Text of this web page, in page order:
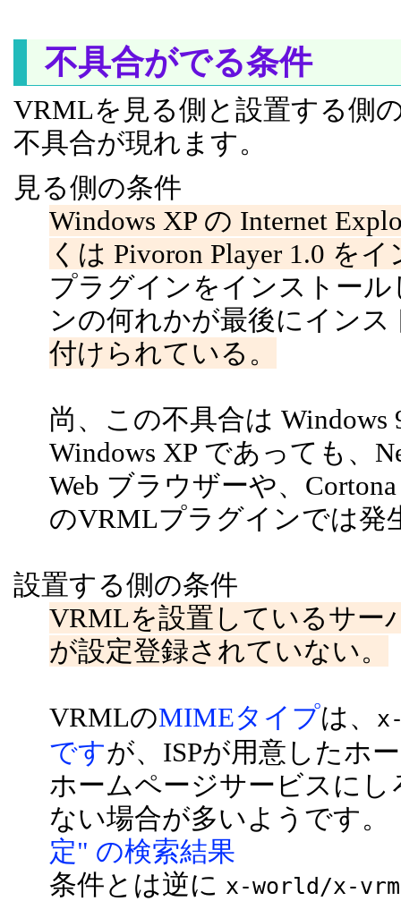
不具合がでる条件
VRMLを見る側と設置する側
不具合が現れます。
見る側の条件
Windows XP の Internet
くは Pivoron Player 1.0 を
プラグインをインストー
ンの何れかが最後にイン
付けられている。
尚、この不具合は
Windows XP であっても、
Web ブラウザーや、
のVRMLプラグインでは発
設置する側の条件
VRMLを設置しているサ
が設定登録されていない。
VRMLのMIMEタイプは、
ですが、ISPが用意したホ
ホームページサービスに
ない場合が多いようです
定" の検索結果
条件とは逆に x-world/x-